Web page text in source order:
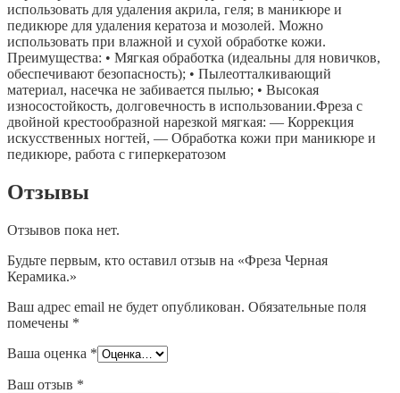
использовать для удаления акрила, геля; в маникюре и
педикюре для удаления кератоза и мозолей. Можно
использовать при влажной и сухой обработке кожи.
Преимущества: • Мягкая обработка (идеальны для новичков,
обеспечивают безопасность); • Пылеотталкивающий
материал, насечка не забивается пылью; • Высокая
износостойкость, долговечность в использовании.Фреза с
двойной крестообразной нарезкой мягкая: — Коррекция
искусственных ногтей, — Обработка кожи при маникюре и
педикюре, работа с гиперкератозом
Отзывы
Отзывов пока нет.
Будьте первым, кто оставил отзыв на «Фреза Черная
Керамика.»
Ваш адрес email не будет опубликован. Обязательные поля
помечены *
Ваша оценка *
Ваш отзыв *